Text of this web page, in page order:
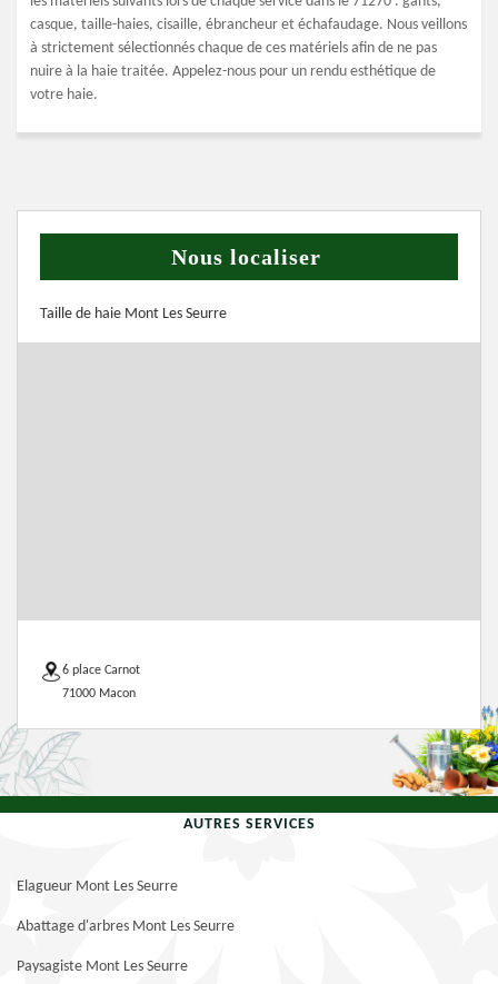
casque, taille-haies, cisaille, ébrancheur et échafaudage. Nous veillons
à strictement sélectionnés chaque de ces matériels afin de ne pas
nuire à la haie traitée. Appelez-nous pour un rendu esthétique de
votre haie.
Nous localiser
Taille de haie Mont Les Seurre
6 place Carnot
71000 Macon
AUTRES SERVICES
Elagueur Mont Les Seurre
Abattage d'arbres Mont Les Seurre
Paysagiste Mont Les Seurre